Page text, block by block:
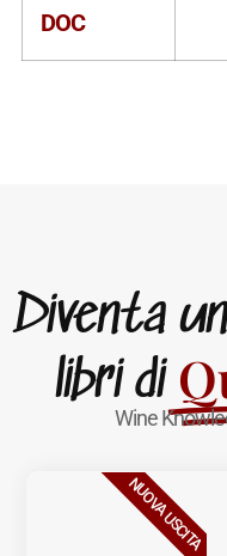
DOC
Diventa
libri di
Wine
NUOVA USCITA